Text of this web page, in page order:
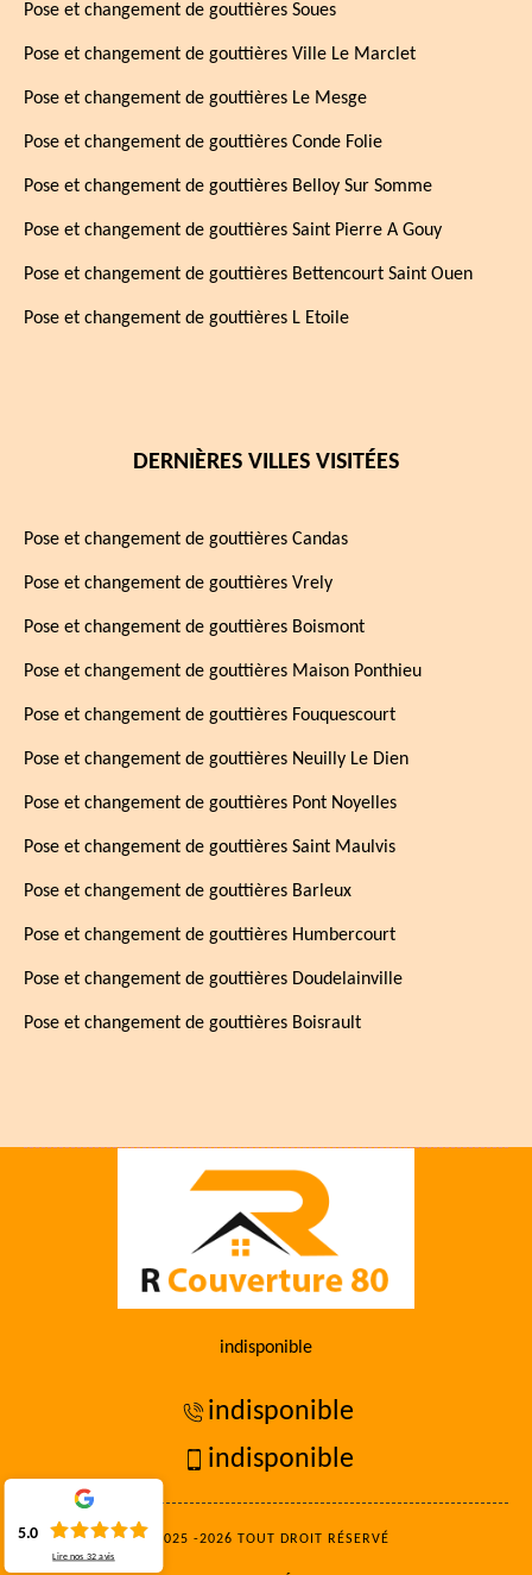
Pose et changement de gouttières Soues
Pose et changement de gouttières Ville Le Marclet
Pose et changement de gouttières Le Mesge
Pose et changement de gouttières Conde Folie
Pose et changement de gouttières Belloy Sur Somme
Pose et changement de gouttières Saint Pierre A Gouy
Pose et changement de gouttières Bettencourt Saint Ouen
Pose et changement de gouttières L Etoile
DERNIÈRES VILLES VISITÉES
Pose et changement de gouttières Candas
Pose et changement de gouttières Vrely
Pose et changement de gouttières Boismont
Pose et changement de gouttières Maison Ponthieu
Pose et changement de gouttières Fouquescourt
Pose et changement de gouttières Neuilly Le Dien
Pose et changement de gouttières Pont Noyelles
Pose et changement de gouttières Saint Maulvis
Pose et changement de gouttières Barleux
Pose et changement de gouttières Humbercourt
Pose et changement de gouttières Doudelainville
Pose et changement de gouttières Boisrault
indisponible
indisponible
indisponible
©2025 -2026 TOUT DROIT RÉSERVÉ
5.0
Lire nos32 avis